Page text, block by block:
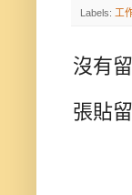
Labels: 工
沒有
張貼